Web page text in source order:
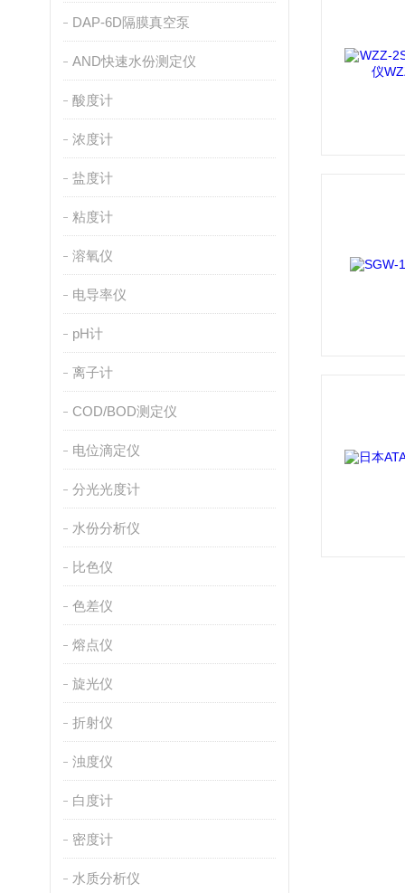
DAP-6D隔膜真空泵
AND快速水份测定仪
酸度计
浓度计
盐度计
粘度计
溶氧仪
电导率仪
pH计
离子计
COD/BOD测定仪
电位滴定仪
分光光度计
水份分析仪
比色仪
色差仪
熔点仪
旋光仪
折射仪
浊度仪
白度计
密度计
水质分析仪